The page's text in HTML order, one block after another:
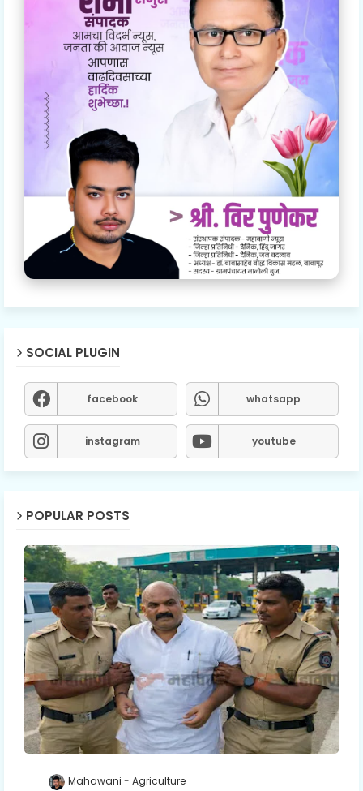
SOCIAL PLUGIN
facebook whatsapp
instagram youtube
POPULAR POSTS
Mahawani Agriculture